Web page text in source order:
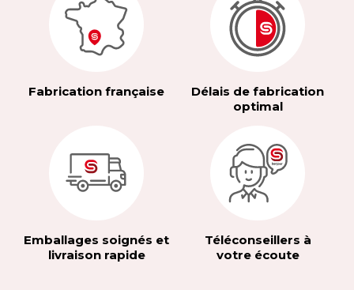
Fabrication française
Délais de fabrication
optimal
Emballages soignés et
livraison rapide
Téléconseillers à
votre écoute